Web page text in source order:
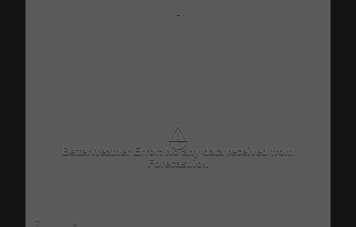
-
⚠
BetterWeather Error: No any data received from
Forecast.io!.